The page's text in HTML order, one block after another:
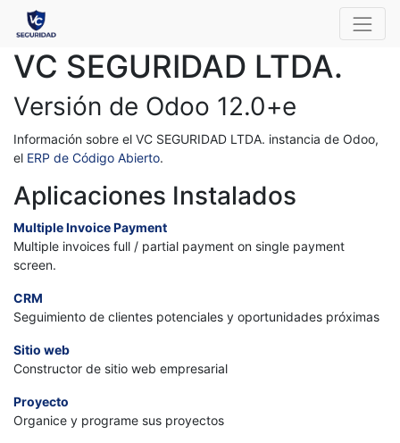
VC SEGURIDAD LTDA.
Versión de Odoo 12.0+e
Información sobre el VC SEGURIDAD LTDA. instancia de Odoo,
el ERP de Código Abierto.
Aplicaciones Instalados
Multiple Invoice Payment
Multiple invoices full / partial payment on single payment
screen.
CRM
Seguimiento de clientes potenciales y oportunidades próximas
Sitio web
Constructor de sitio web empresarial
Proyecto
Organice y programe sus proyectos